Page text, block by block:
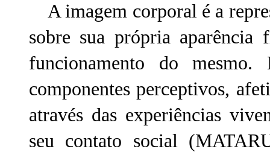
A imagem corporal é a
sobre sua própria
funcionamento do mesmo.
componentes perceptivos,
através das experiências
seu contato social